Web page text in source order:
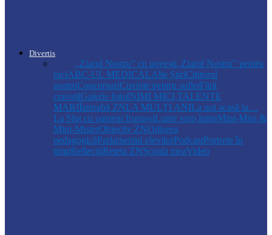
Divertis
,,Ziarul Nostru” cu povești„Ziarul Nostru” pentru
piciABC-UL MEDICALAlte ȘtiriCititorul
nostruConcursuriCuvinte pentru sufletFără
cravatăGalerie fotoINIMI MICI,TALENTE
MARIÎntreabă ZNLA MULŢI ANILa noi acasă la…
La Sfat cu oameni frumoșiLume soro lumeMini-Miss &
Mini-MisterObiectiv ZNOdiseea
pedagogicăParlamentul elevilorPodcastPortrete în
timpReflecțiiReteta ZNȘcoala meaVideo